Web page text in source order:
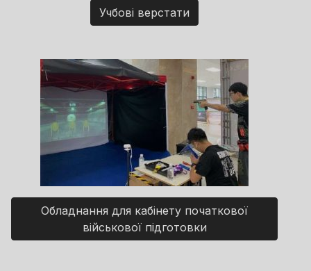
Учбові верстати
Обладнання для кабінету початкової
військової підготовки